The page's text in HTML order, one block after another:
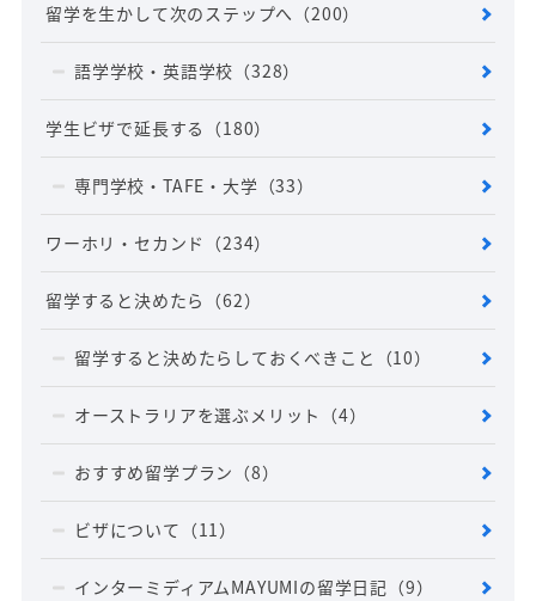
留学を生かして次のステップへ （200）
語学学校・英語学校 （328）
学生ビザで延長する （180）
専門学校・TAFE・大学 （33）
ワーホリ・セカンド （234）
留学すると決めたら （62）
留学すると決めたらしておくべきこと （10）
オーストラリアを選ぶメリット （4）
おすすめ留学プラン （8）
ビザについて （11）
インターミディアムMAYUMIの留学日記 （9）